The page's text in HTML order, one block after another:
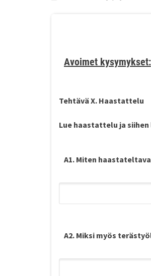
Avoimet kysymykset:
Tehtävä X. Haastattelu
Lue haastattelu ja
A1. Miten
A2. Miksi myös